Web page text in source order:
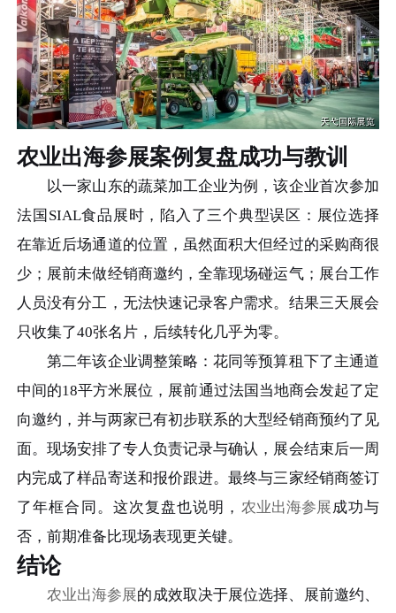
农业出海参展案例复盘成功与教训
以一家山东的蔬菜加工企业为例，该企业首次参加
法国SIAL食品展时，陷入了三个典型误区：展位选择
在靠近后场通道的位置，虽然面积大但经过的采购商很
少；展前未做经销商邀约，全靠现场碰运气；展台工作
人员没有分工，无法快速记录客户需求。结果三天展会
只收集了40张名片，后续转化几乎为零。
第二年该企业调整策略：花同等预算租下了主通道
中间的18平方米展位，展前通过法国当地商会发起了定
向邀约，并与两家已有初步联系的大型经销商预约了见
面。现场安排了专人负责记录与确认，展会结束后一周
内完成了样品寄送和报价跟进。最终与三家经销商签订
了年框合同。这次复盘也说明， 农业出海参展成功与
否，前期准备比现场表现更关键。
结论
农业出海参展的成效取决于展位选择、展前邀约、